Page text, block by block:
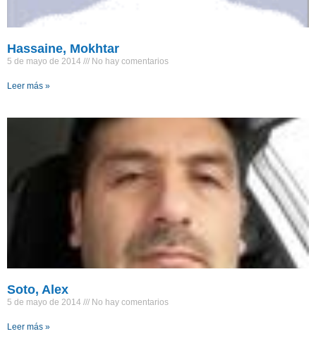
Hassaine, Mokhtar
5 de mayo de 2014 No hay comentarios
Leer más »
Soto, Alex
5 de mayo de 2014 No hay comentarios
Leer más »